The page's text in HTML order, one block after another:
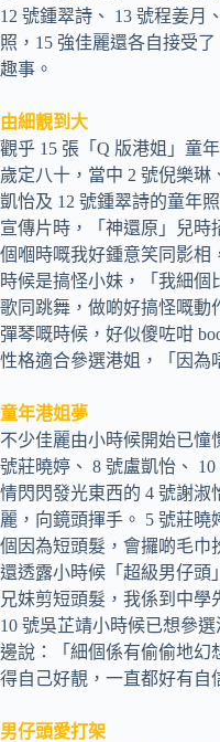
12 號鍾翠詩、 13 號程姜月
照，15 強佳麗還各自接受
趣事。
由細靚到大
觀乎 15 張「Q 版港姐」童
歲定八十，當中 2 號倪樂琳
凱怡及 12 號鍾翠詩的童年
宣傳片時，「神還原」兒時
個嗰時嘅我好鍾意笑同影相
時候是搞怪小妹，「我細個
歌同跳舞，做啲好搞怪嘅動
彈琴嘅時候，好似傻咗咁
性格適合參選港姐，「因為
童年港姐夢
不少佳麗由小時候開始已憧
號莊曉婷、 8 號盧凱怡、
情閃閃發光東西的 4 號謝淑
麗，向鏡頭揮手。 5 號莊曉
個因為短頭髮，會攞啲毛巾
還透露小時候「超級男仔頭
兄妹剪短頭髮，我係到中學
10 號吳芷靖小時候已想參
邊說：「細個係有偷偷地幻
得自己好靚，一直都好有自
男仔頭愛打架